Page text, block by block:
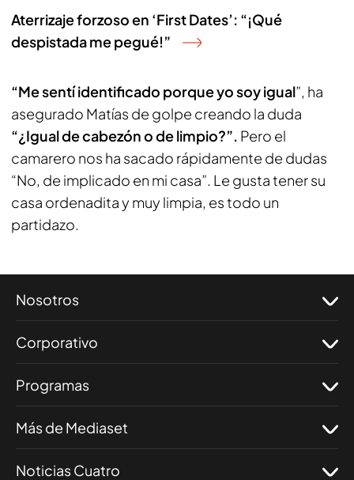
Aterrizaje forzoso en ‘First Dates’: “¡Qué
despistada me pegué!”
“Me sentí identificado porque yo soy igual”, ha
asegurado Matías de golpe creando la duda
“¿Igual de cabezón o de limpio?”. Pero el
camarero nos ha sacado rápidamente de dudas
“No, de implicado en mi casa”. Le gusta tener su
casa ordenadita y muy limpia, es todo un
partidazo.
Nosotros
Corporativo
Programas
Más de Mediaset
Noticias Cuatro